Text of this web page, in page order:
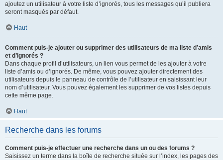
ajoutez un utilisateur à votre liste d’ignorés, tous les messages qu’il publiera
seront masqués par défaut.
Haut
Comment puis-je ajouter ou supprimer des utilisateurs de ma liste d’amis
et d’ignorés ?
Dans chaque profil d’utilisateurs, un lien vous permet de les ajouter à votre
liste d’amis ou d’ignorés. De même, vous pouvez ajouter directement des
utilisateurs depuis le panneau de contrôle de l’utilisateur en saisissant leur
nom d’utilisateur. Vous pouvez également les supprimer de vos listes depuis
cette même page.
Haut
Recherche dans les forums
Comment puis-je effectuer une recherche dans un ou des forums ?
Saisissez un terme dans la boîte de recherche située sur l’index, les pages des